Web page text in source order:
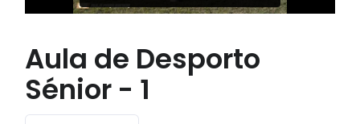
TREINA CONNOSCO
AGENDA
Aula de Desporto
Sénior - 1